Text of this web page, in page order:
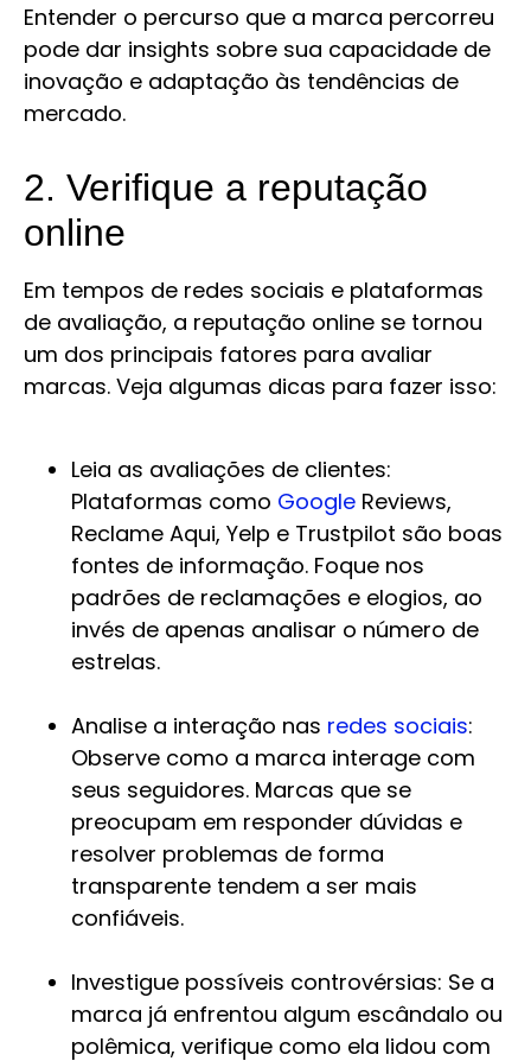
Entender o percurso que a marca percorreu
pode dar insights sobre sua capacidade de
inovação e adaptação às tendências de
mercado.
2. Verifique a reputação
online
Em tempos de redes sociais e plataformas
de avaliação, a reputação online se tornou
um dos principais fatores para avaliar
marcas. Veja algumas dicas para fazer isso:
Leia as avaliações de clientes:
Plataformas como Google Reviews,
Reclame Aqui, Yelp e Trustpilot são boas
fontes de informação. Foque nos
padrões de reclamações e elogios, ao
invés de apenas analisar o número de
estrelas.
Analise a interação nas redes sociais:
Observe como a marca interage com
seus seguidores. Marcas que se
preocupam em responder dúvidas e
resolver problemas de forma
transparente tendem a ser mais
confiáveis.
Investigue possíveis controvérsias: Se a
marca já enfrentou algum escândalo ou
polêmica, verifique como ela lidou com